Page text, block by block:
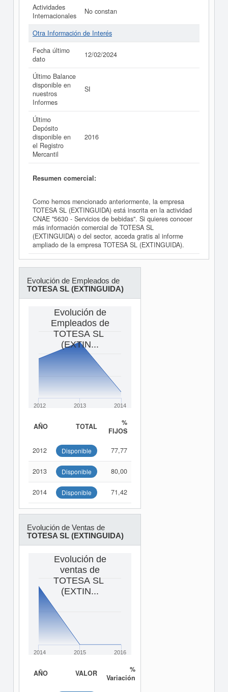
Actividades
Internacionales
No constan
Otra Información de Interés
Fecha último
dato
12/02/2024
Último Balance
disponible en
nuestros
Informes
SI
Último
Depósito
disponible en
el Registro
Mercantil
2016
Resumen comercial:
Como hemos mencionado anteriormente, la empresa
TOTESA SL (EXTINGUIDA) está inscrita en la actividad
CNAE "5630 - Servicios de bebidas". Si quieres conocer
más información comercial de TOTESA SL
(EXTINGUIDA) o del sector, acceda gratis al informe
ampliado de la empresa TOTESA SL (EXTINGUIDA).
Evolución de Empleados de
TOTESA SL (EXTINGUIDA)
Evolución de
Empleados de
TOTESA SL
(EXTIN...
2012 2013 2014
AÑO TOTAL
%
FIJOS
2012 Disponible 77,77
2013 Disponible 80,00
2014 Disponible 71,42
Evolución de Ventas de
TOTESA SL (EXTINGUIDA)
Evolución de
ventas de
TOTESA SL
(EXTIN...
2014 2015 2016
AÑO VALOR
%
Variación